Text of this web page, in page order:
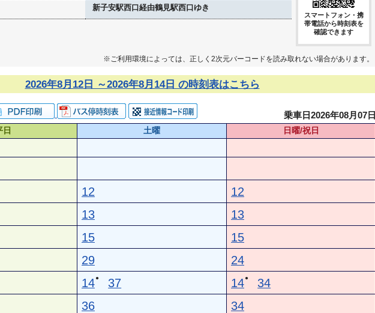
新子安駅西口経由鶴見駅西口ゆき
スマートフォン・携
帯電話から時刻表を
確認できます
※ご利用環境によっては、正しく2次元バーコードを読み取れない場合があります。
2026年8月12日 ～2026年8月14日 の時刻表はこちら
乗車日2026年08月07日
日 土曜
日曜/祝日
12 12
13 13
15 15
29 24
14● 37 14● 34
36 34